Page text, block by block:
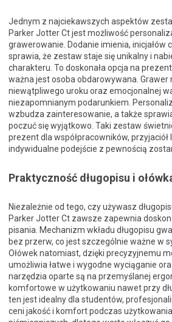
Jednym z najciekawszych aspektów
Parker Jotter Ct jest możliwość
grawerowanie. Dodanie imienia, inicjałów
sprawia, że zestaw staje się unikalny i
charakteru. To doskonała opcja na
ważna jest osoba obdarowywana. Grawer
niewątpliwego uroku oraz emocjonalnej
niezapomnianym podarunkiem.
wzbudza zainteresowanie, a także
poczuć się wyjątkowo. Taki zestaw
prezent dla współpracowników, przyjaciół
indywidualne podejście z pewnością
Praktyczność długopisu i
Niezależnie od tego, czy używasz
Parker Jotter Ct zawsze zapewnia
pisania. Mechanizm wkładu długopisu
bez przerw, co jest szczególnie ważne w
Ołówek natomiast, dzięki precyzyjnemu
umożliwia łatwe i wygodne wyciąganie
narzędzia oparte są na przemyślanej
komfortowe w użytkowaniu nawet przy
ten jest idealny dla studentów,
ceni jakość i komfort podczas